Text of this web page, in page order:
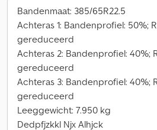
Bandenmaat: 385/65R22.5
Achteras 1: Bandenprofiel: 50%;
gereduceerd
Achteras 2: Bandenprofiel: 40%;
gereduceerd
Achteras 3: Bandenprofiel: 40%;
gereduceerd
Leeggewicht: 7.950 kg
Dedpfjzkkl Njx Alhjck